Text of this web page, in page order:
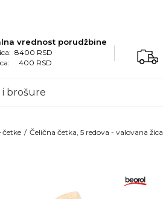
vrednost porudžbine
8400 RSD
400 RSD
i brošure
četke Čelična četka, 5 redova - valovana žica